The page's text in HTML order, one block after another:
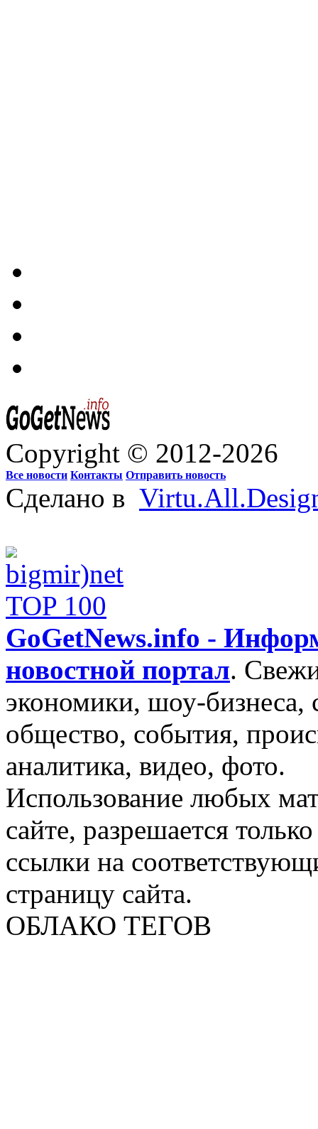
Copyright © 2012-2026
Все новости Контакты Отправить новость
Сделано в
GoGetNews.info -
новостной портал.
экономики, шоу-бизнеса,
общество, события,
аналитика, видео, фото.
Использование любых
сайте, разрешается
ссылки на
страницу сайта.
ОБЛАКО ТЕГОВ